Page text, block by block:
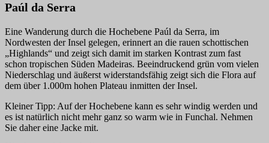
Paúl da Serra
Eine Wanderung durch die Hochebene Paúl da Serra, im
Nordwesten der Insel gelegen, erinnert an die rauen schottischen
„Highlands“ und zeigt sich damit im starken Kontrast zum fast
schon tropischen Süden Madeiras. Beeindruckend grün vom vielen
Niederschlag und äußerst widerstandsfähig zeigt sich die Flora auf
dem über 1.000m hohen Plateau inmitten der Insel.
Kleiner Tipp: Auf der Hochebene kann es sehr windig werden und
es ist natürlich nicht mehr ganz so warm wie in Funchal. Nehmen
Sie daher eine Jacke mit.